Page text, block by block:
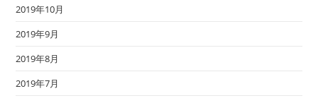
2019年10月
2019年9月
2019年8月
2019年7月